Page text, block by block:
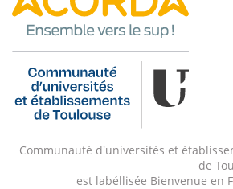
Communauté d'universités et
de
est labéllisée Bienvenue en